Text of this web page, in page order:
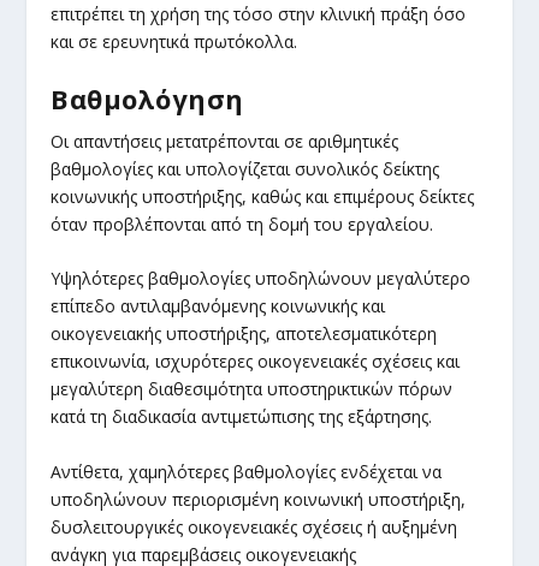
επιτρέπει τη χρήση της τόσο στην κλινική πράξη όσο
και σε ερευνητικά πρωτόκολλα.
Βαθμολόγηση
Οι απαντήσεις μετατρέπονται σε αριθμητικές
βαθμολογίες και υπολογίζεται συνολικός δείκτης
κοινωνικής υποστήριξης, καθώς και επιμέρους δείκτες
όταν προβλέπονται από τη δομή του εργαλείου.
Υψηλότερες βαθμολογίες υποδηλώνουν μεγαλύτερο
επίπεδο αντιλαμβανόμενης κοινωνικής και
οικογενειακής υποστήριξης, αποτελεσματικότερη
επικοινωνία, ισχυρότερες οικογενειακές σχέσεις και
μεγαλύτερη διαθεσιμότητα υποστηρικτικών πόρων
κατά τη διαδικασία αντιμετώπισης της εξάρτησης.
Αντίθετα, χαμηλότερες βαθμολογίες ενδέχεται να
υποδηλώνουν περιορισμένη κοινωνική υποστήριξη,
δυσλειτουργικές οικογενειακές σχέσεις ή αυξημένη
ανάγκη για παρεμβάσεις οικογενειακής